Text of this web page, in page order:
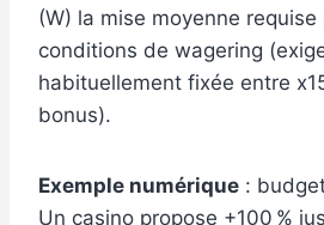
(W) la mise moyenne
conditions de wagering
habituellement fixée entre
bonus).
Exemple numérique :
Un casino propose +100 %